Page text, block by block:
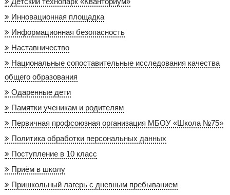
Инновационная площадка
Информационная безопасность
Наставничество
Национальные сопоставительные исследования качества
общего образования
Одаренные дети
Памятки ученикам и родителям
Первичная профсоюзная организация МБОУ «Школа №75»
Политика обработки персональных данных
Поступление в 10 класс
Приём в школу
Пришкольный лагерь с дневным пребыванием